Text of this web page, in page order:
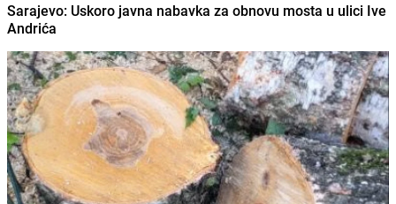
Sarajevo: Uskoro javna nabavka za obnovu mosta u ulici Ive
Andrića